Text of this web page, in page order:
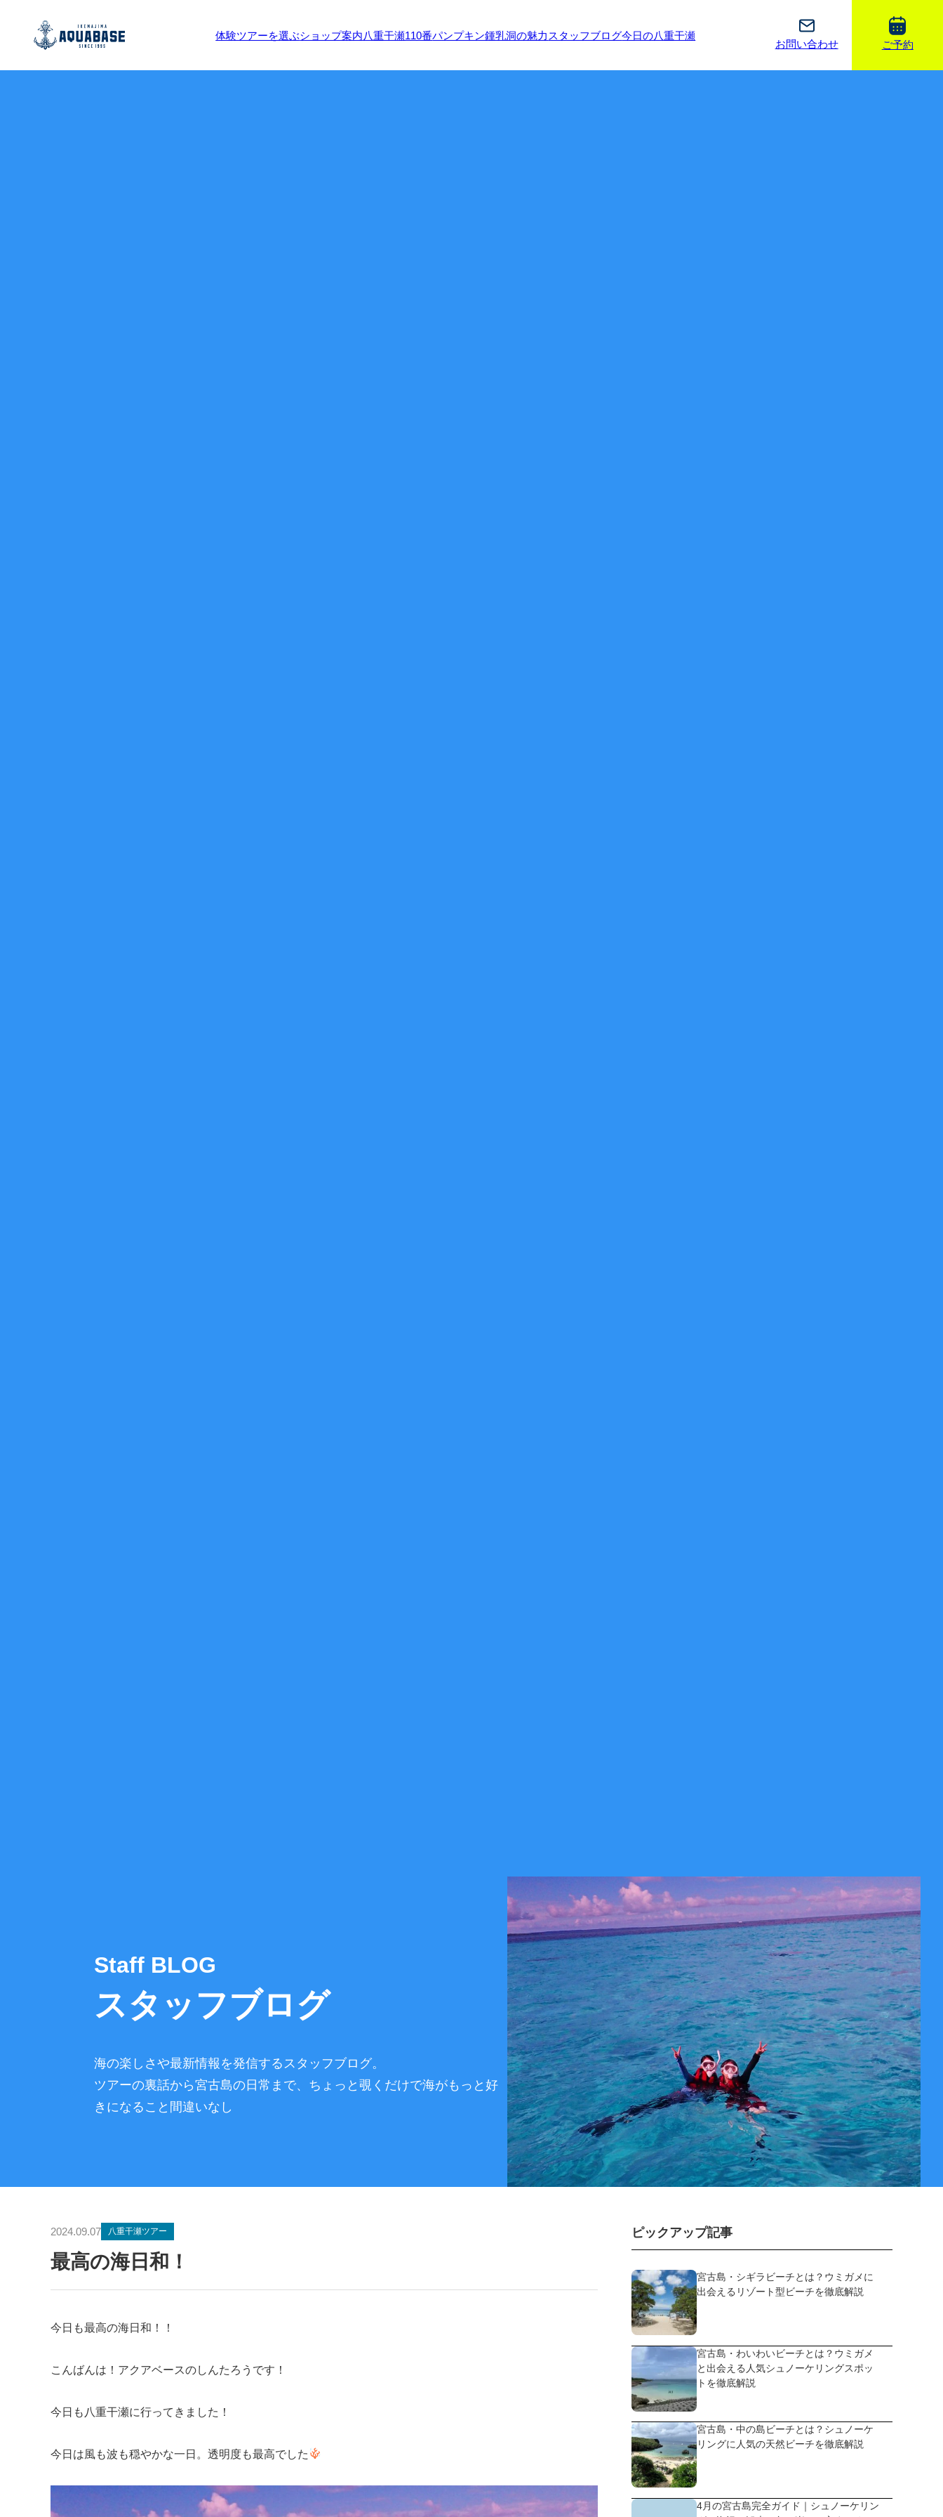
体験ツアーを選ぶショップ案内八重干瀬110番パンプキン鍾乳洞の魅力 スタッフブログ今日の八重干瀬
お問い合わせ ご予約
Staff BLOG
スタッフブログ
海の楽しさや最新情報を発信するスタッフブログ。
ツアーの裏話から宮古島の日常まで、ちょっと覗くだけで海がもっと好
きになること間違いなし
2024.09.07 八重干瀬ツアー
最高の海日和！
今日も最高の海日和！！
こんばんは！アクアベースのしんたろうです！
今日も八重干瀬に行ってきました！
今日は風も波も穏やかな一日。透明度も最高でした
ピックアップ記事
宮古島・シギラビーチとは？ウミガメに
出会えるリゾート型ビーチを徹底解説
宮古島・わいわいビーチとは？ウミガメ
と出会える人気シュノーケリングスポッ
トを徹底解説
宮古島・中の島ビーチとは？シュノーケ
リングに人気の天然ビーチを徹底解説
4月の宮古島完全ガイド｜シュノーケリン